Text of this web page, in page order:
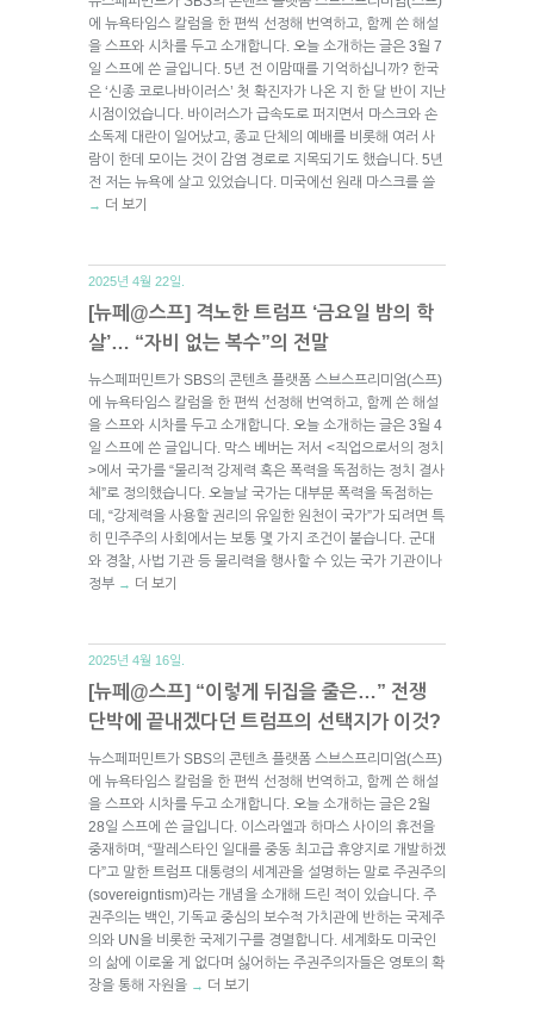
에 뉴욕타임스 칼럼을 한 편씩 선정해 번역하고, 함께 쓴 해설
을 스프와 시차를 두고 소개합니다. 오늘 소개하는 글은 3월 7
일 스프에 쓴 글입니다. 5년 전 이맘때를 기억하십니까? 한국
은 ‘신종 코로나바이러스’ 첫 확진자가 나온 지 한 달 반이 지난
시점이었습니다. 바이러스가 급속도로 퍼지면서 마스크와 손
소독제 대란이 일어났고, 종교 단체의 예배를 비롯해 여러 사
람이 한데 모이는 것이 감염 경로로 지목되기도 했습니다. 5년
전 저는 뉴욕에 살고 있었습니다. 미국에선 원래 마스크를 쓸
→ 더 보기
2025년 4월 22일.
[뉴페@스프] 격노한 트럼프 ‘금요일 밤의 학
살’… “자비 없는 복수”의 전말
뉴스페퍼민트가 SBS의 콘텐츠 플랫폼 스브스프리미엄(스프)
에 뉴욕타임스 칼럼을 한 편씩 선정해 번역하고, 함께 쓴 해설
을 스프와 시차를 두고 소개합니다. 오늘 소개하는 글은 3월 4
일 스프에 쓴 글입니다. 막스 베버는 저서 <직업으로서의 정치
>에서 국가를 “물리적 강제력 혹은 폭력을 독점하는 정치 결사
체”로 정의했습니다. 오늘날 국가는 대부분 폭력을 독점하는
데, “강제력을 사용할 권리의 유일한 원천이 국가”가 되려면 특
히 민주주의 사회에서는 보통 몇 가지 조건이 붙습니다. 군대
와 경찰, 사법 기관 등 물리력을 행사할 수 있는 국가 기관이나
정부 → 더 보기
2025년 4월 16일.
[뉴페@스프] “이렇게 뒤집을 줄은…” 전쟁
단박에 끝내겠다던 트럼프의 선택지가 이것?
뉴스페퍼민트가 SBS의 콘텐츠 플랫폼 스브스프리미엄(스프)
에 뉴욕타임스 칼럼을 한 편씩 선정해 번역하고, 함께 쓴 해설
을 스프와 시차를 두고 소개합니다. 오늘 소개하는 글은 2월
28일 스프에 쓴 글입니다. 이스라엘과 하마스 사이의 휴전을
중재하며, “팔레스타인 일대를 중동 최고급 휴양지로 개발하겠
다”고 말한 트럼프 대통령의 세계관을 설명하는 말로 주권주의
(sovereigntism)라는 개념을 소개해 드린 적이 있습니다. 주
권주의는 백인, 기독교 중심의 보수적 가치관에 반하는 국제주
의와 UN을 비롯한 국제기구를 경멸합니다. 세계화도 미국인
의 삶에 이로울 게 없다며 싫어하는 주권주의자들은 영토의 확
장을 통해 자원을 → 더 보기